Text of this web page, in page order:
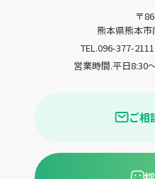
〒
熊本県熊本
TEL.096-377-2111
営業時間.平日8:30
ご相